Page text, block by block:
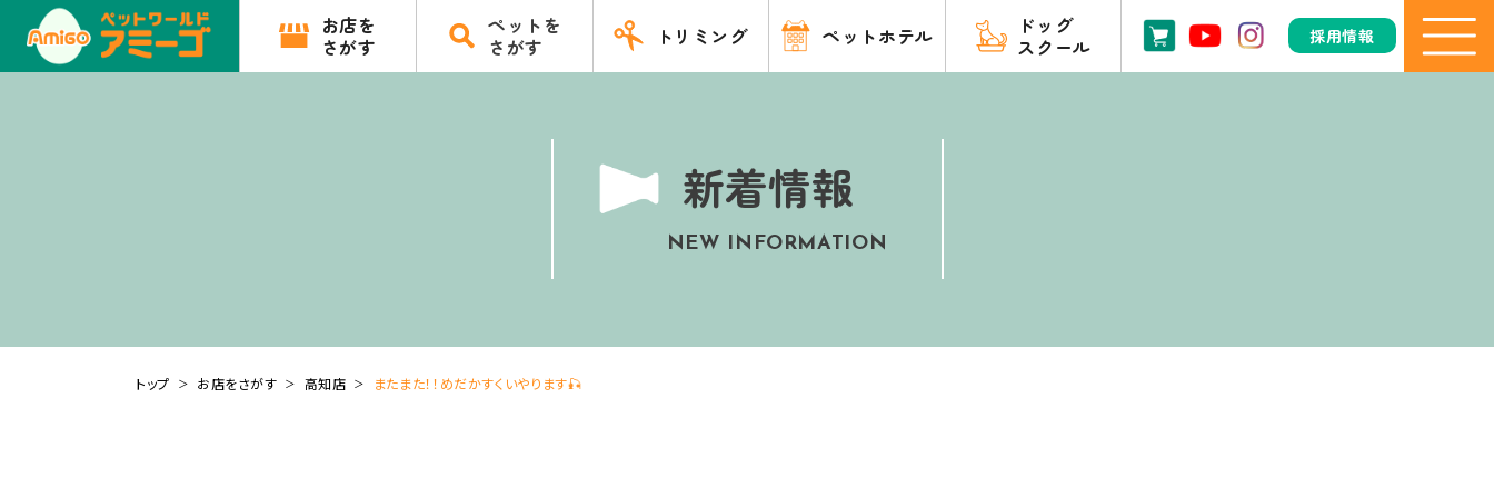
お店を
さがす
ペットを
さがす
トリミング ペットホテル
ドッグ
スクール
採用情報
新着情報
NEW INFORMATION
トップ お店をさがす 高知店 またまた！！めだかすくいやります🎣